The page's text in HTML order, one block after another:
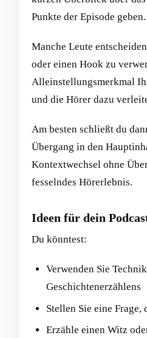
Punkte der Episode geben.
Manche Leute
oder einen Hook zu
Alleinstellungsmerkmal
und die Hörer dazu
Am besten schließt du
Übergang in den
Kontextwechsel ohne
fesselndes Hörerlebnis.
Ideen für dein
Du könntest:
Verwenden Sie
Geschichtenerzählens
Stellen Sie eine Frage,
Erzähle einen Witz